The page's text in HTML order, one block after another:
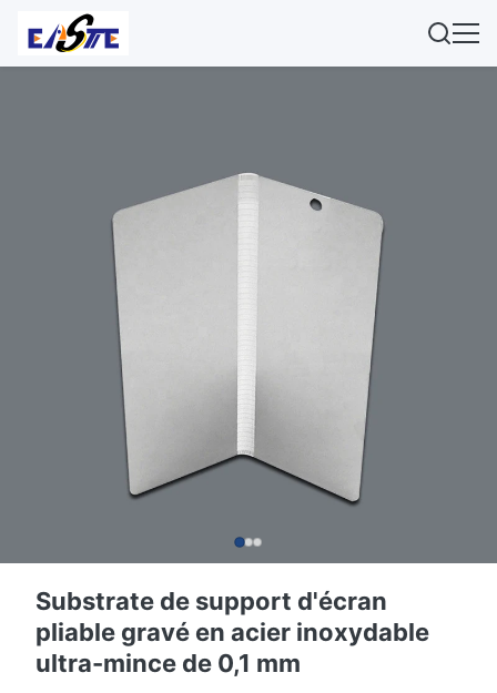
Substrate de support d'écran
pliable gravé en acier inoxydable
ultra-mince de 0,1 mm